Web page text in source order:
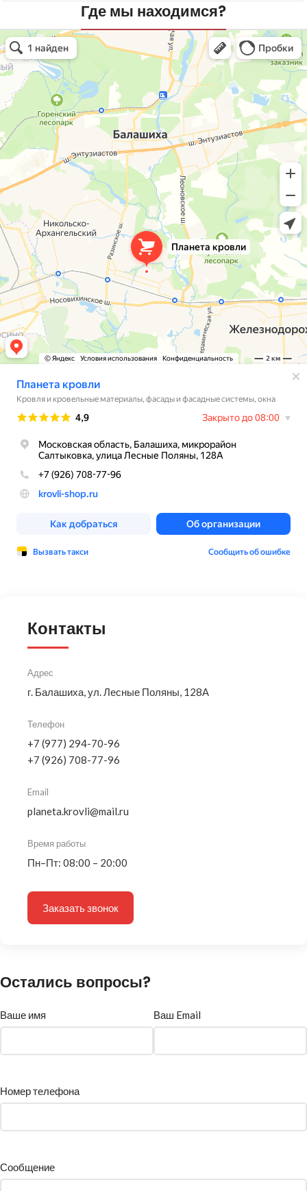
Где мы находимся?
Планета кровли
Кровля и кровельные материалы в Балашихе
Окна в Балашихе
Контакты
Адрес
г. Балашиха, ул. Лесные Поляны, 128А
Телефон
+7 (977) 294-70-96
+7 (926) 708-77-96
Email
planeta.krovli@mail.ru
Время работы
Пн–Пт: 08:00 – 20:00
Заказать звонок
Остались вопросы?
Ваше имя Ваш Email
Номер телефона
Сообщение